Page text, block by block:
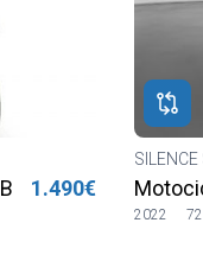
1.490€
2022